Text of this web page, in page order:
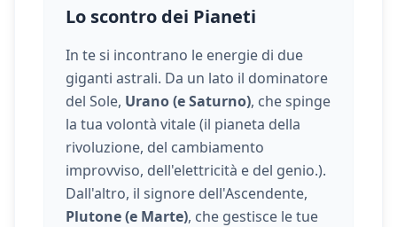
Lo scontro dei Pianeti
In te si incontrano le energie di due
giganti astrali. Da un lato il dominatore
del Sole, Urano (e Saturno), che spinge
la tua volontà vitale (il pianeta della
rivoluzione, del cambiamento
improvviso, dell'elettricità e del genio.).
Dall'altro, il signore dell'Ascendente,
Plutone (e Marte), che gestisce le tue